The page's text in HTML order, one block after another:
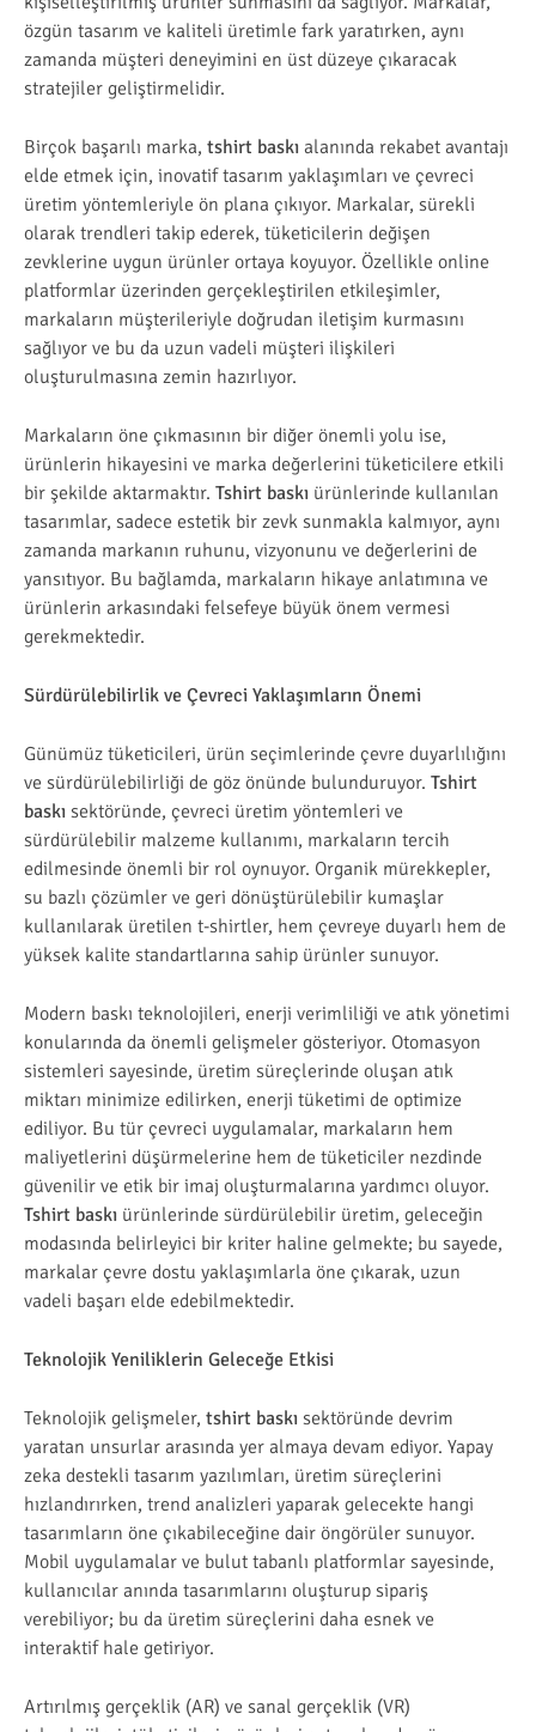
özgün tasarım ve kaliteli üretimle fark yaratırken, aynı
zamanda müşteri deneyimini en üst düzeye çıkaracak
stratejiler geliştirmelidir.
Birçok başarılı marka, tshirt baskı alanında rekabet avantajı
elde etmek için, inovatif tasarım yaklaşımları ve çevreci
üretim yöntemleriyle ön plana çıkıyor. Markalar, sürekli
olarak trendleri takip ederek, tüketicilerin değişen
zevklerine uygun ürünler ortaya koyuyor. Özellikle online
platformlar üzerinden gerçekleştirilen etkileşimler,
markaların müşterileriyle doğrudan iletişim kurmasını
sağlıyor ve bu da uzun vadeli müşteri ilişkileri
oluşturulmasına zemin hazırlıyor.
Markaların öne çıkmasının bir diğer önemli yolu ise,
ürünlerin hikayesini ve marka değerlerini tüketicilere etkili
bir şekilde aktarmaktır. Tshirt baskı ürünlerinde kullanılan
tasarımlar, sadece estetik bir zevk sunmakla kalmıyor, aynı
zamanda markanın ruhunu, vizyonunu ve değerlerini de
yansıtıyor. Bu bağlamda, markaların hikaye anlatımına ve
ürünlerin arkasındaki felsefeye büyük önem vermesi
gerekmektedir.
Sürdürülebilirlik ve Çevreci Yaklaşımların Önemi
Günümüz tüketicileri, ürün seçimlerinde çevre duyarlılığını
ve sürdürülebilirliği de göz önünde bulunduruyor. Tshirt
baskı sektöründe, çevreci üretim yöntemleri ve
sürdürülebilir malzeme kullanımı, markaların tercih
edilmesinde önemli bir rol oynuyor. Organik mürekkepler,
su bazlı çözümler ve geri dönüştürülebilir kumaşlar
kullanılarak üretilen t-shirtler, hem çevreye duyarlı hem de
yüksek kalite standartlarına sahip ürünler sunuyor.
Modern baskı teknolojileri, enerji verimliliği ve atık yönetimi
konularında da önemli gelişmeler gösteriyor. Otomasyon
sistemleri sayesinde, üretim süreçlerinde oluşan atık
miktarı minimize edilirken, enerji tüketimi de optimize
ediliyor. Bu tür çevreci uygulamalar, markaların hem
maliyetlerini düşürmelerine hem de tüketiciler nezdinde
güvenilir ve etik bir imaj oluşturmalarına yardımcı oluyor.
Tshirt baskı ürünlerinde sürdürülebilir üretim, geleceğin
modasında belirleyici bir kriter haline gelmekte; bu sayede,
markalar çevre dostu yaklaşımlarla öne çıkarak, uzun
vadeli başarı elde edebilmektedir.
Teknolojik Yeniliklerin Geleceğe Etkisi
Teknolojik gelişmeler, tshirt baskı sektöründe devrim
yaratan unsurlar arasında yer almaya devam ediyor. Yapay
zeka destekli tasarım yazılımları, üretim süreçlerini
hızlandırırken, trend analizleri yaparak gelecekte hangi
tasarımların öne çıkabileceğine dair öngörüler sunuyor.
Mobil uygulamalar ve bulut tabanlı platformlar sayesinde,
kullanıcılar anında tasarımlarını oluşturup sipariş
verebiliyor; bu da üretim süreçlerini daha esnek ve
interaktif hale getiriyor.
Artırılmış gerçeklik (AR) ve sanal gerçeklik (VR)